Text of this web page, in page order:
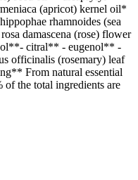
(apricot) kernel oil*
rhamnoides (sea
damascena (rose) flower
citral** - eugenol** -
officinalis (rosemary) leaf
From natural essential
the total ingredients are